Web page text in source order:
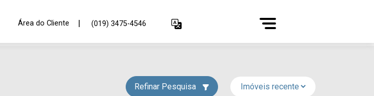
Área do Cliente | (019) 3475-4546
Refinar Pesquisa